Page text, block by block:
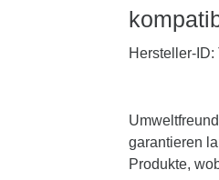
Hersteller-
garantieren
Produkte,